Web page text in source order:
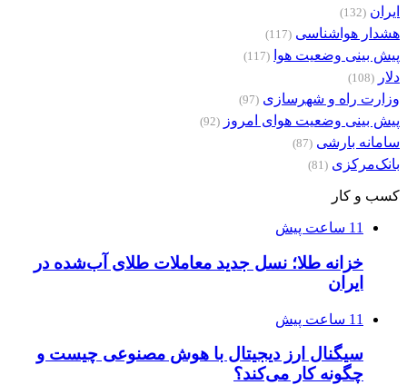
ایران (132)
هشدار هواشناسی (117)
پیش بینی وضعیت هوا (117)
دلار (108)
وزارت راه و شهرسازی (97)
پیش بینی وضعیت هوای امروز (92)
سامانه بارشی (87)
بانک‌مرکزی (81)
کسب و کار
11 ساعت پیش
خزانه طلا؛ نسل جدید معاملات طلای آب‌شده در
ایران
11 ساعت پیش
سیگنال ارز دیجیتال با هوش مصنوعی چیست و
چگونه کار می‌کند؟